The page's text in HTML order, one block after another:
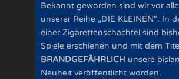
Bekannt geworden sind wir vor
unserer Reihe „DIE KLEINEN“. In
einer Zigarettenschachtel sind
Spiele erschienen und mit dem
BRANDGEFÄHRLICH unsere
Neuheit veröffentlicht worden.